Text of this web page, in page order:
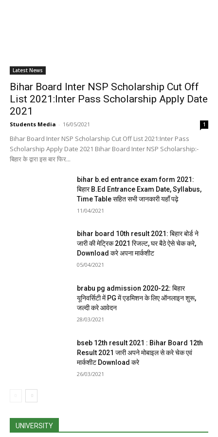
Latest News
Bihar Board Inter NSP Scholarship Cut Off
List 2021:Inter Pass Scholarship Apply Date
2021
Students Media - 16/05/2021 1
Bihar Board Inter NSP Scholarship Cut Off List 2021:Inter Pass
Scholarship Apply Date 2021 Bihar Board Inter NSP Scholarship:-
बिहार के द्वारा इस बार फिर...
bihar b.ed entrance exam form 2021:
बिहार B.Ed Entrance Exam Date, Syllabus,
Time Table सहित सभी जानकारी यहाँ पढ़े
11/04/2021
bihar board 10th result 2021: बिहार बोर्ड ने
जारी की मेट्रिक 2021 रिजल्ट, घर बैठे ऐसे चेक करे,
Download करे अपना मार्कशीट
05/04/2021
brabu pg admission 2020-22: बिहार
यूनिवर्सिटी में PG में एडमिशन के लिए ऑनलाइन शुरू,
जल्दी करे आवेदन
28/03/2021
bseb 12th result 2021 : Bihar Board 12th
Result 2021 जारी अपने मोबाइल से करे चेक एवं
मार्कशीट Download करे
26/03/2021
UNIVERSITY